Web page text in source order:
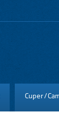
Cuper /